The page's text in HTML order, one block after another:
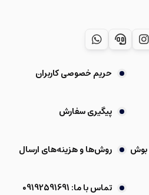
حریم خصوصی کاربران
پیگیری سفارش
بوش روش‌ها و هزینه‌های ارسال
تماس با ما: 09192591691